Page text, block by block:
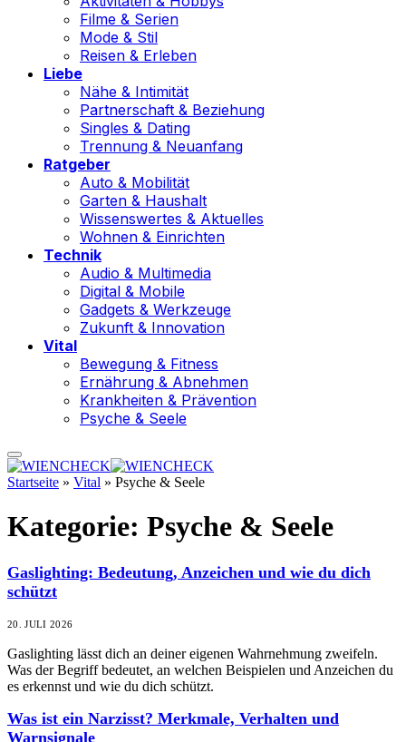
Filme & Serien
Mode & Stil
Reisen & Erleben
Liebe
Nähe & Intimität
Partnerschaft & Beziehung
Singles & Dating
Trennung & Neuanfang
Ratgeber
Auto & Mobilität
Garten & Haushalt
Wissenswertes & Aktuelles
Wohnen & Einrichten
Technik
Audio & Multimedia
Digital & Mobile
Gadgets & Werkzeuge
Zukunft & Innovation
Vital
Bewegung & Fitness
Ernährung & Abnehmen
Krankheiten & Prävention
Psyche & Seele
Startseite » Vital » Psyche & Seele
Kategorie: Psyche & Seele
Gaslighting: Bedeutung, Anzeichen und wie du dich
schützt
20. JULI 2026
Gaslighting lässt dich an deiner eigenen Wahrnehmung zweifeln.
Was der Begriff bedeutet, an welchen Beispielen und Anzeichen du
es erkennst und wie du dich schützt.
Was ist ein Narzisst? Merkmale, Verhalten und
Warnsignale